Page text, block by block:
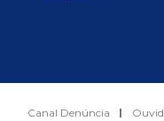
Canal Denúncia